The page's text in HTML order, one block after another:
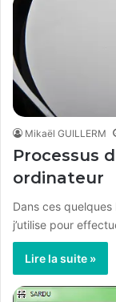
Mikaël GUILLERM
Processus
ordinateur
Dans ces
j’utilise pour
Lire la suite »